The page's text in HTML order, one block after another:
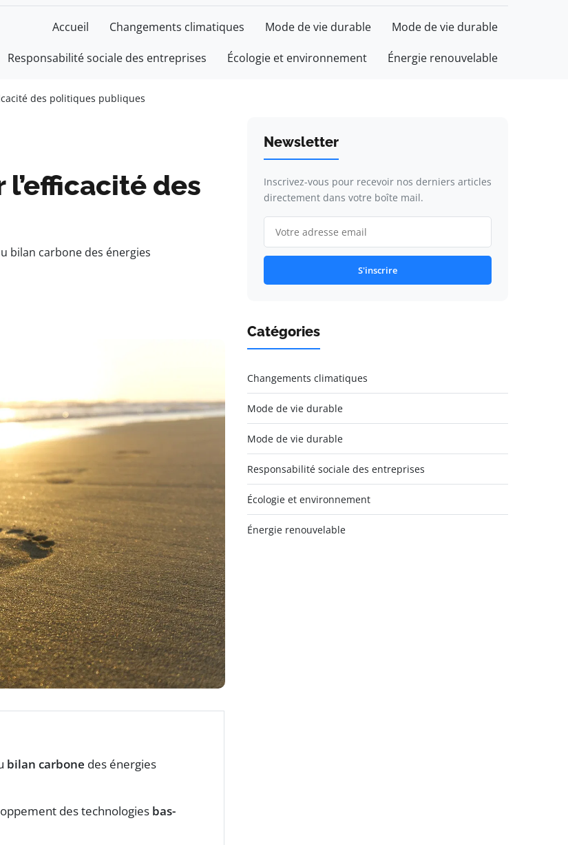
Accueil Changements climatiques Mode de vie durable Mode de vie durable
Responsabilité sociale des entreprises Écologie et environnement Énergie renouvelable
des politiques publiques
des
bilan carbone des énergies
bilan carbone des énergies
des technologies bas-
Newsletter
Inscrivez-vous pour recevoir nos derniers articles
directement dans votre boîte mail.
S'inscrire
Catégories
Changements climatiques
Mode de vie durable
Mode de vie durable
Responsabilité sociale des entreprises
Écologie et environnement
Énergie renouvelable